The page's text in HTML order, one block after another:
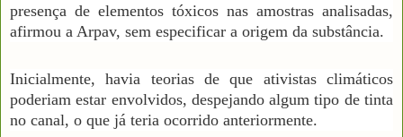
presença de elementos tóxicos nas amostras analisadas,
afirmou a Arpav, sem especificar a origem da substância.
Inicialmente, havia teorias de que ativistas climáticos
poderiam estar envolvidos, despejando algum tipo de tinta
no canal, o que já teria ocorrido anteriormente.